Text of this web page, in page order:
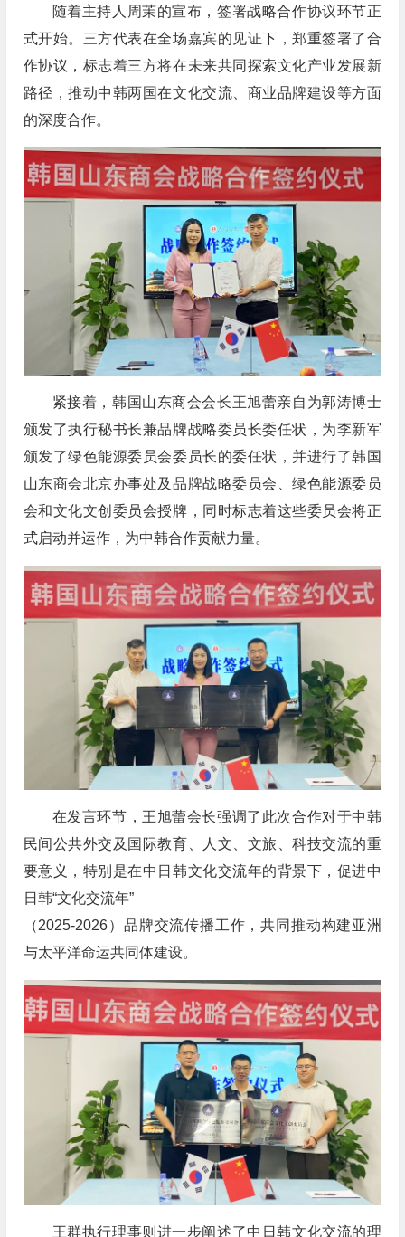
随着主持人周茉的宣布，签署战略合作协议环节正
式开始。三方代表在全场嘉宾的见证下，郑重签署了合
作协议，标志着三方将在未来共同探索文化产业发展新
路径，推动中韩两国在文化交流、商业品牌建设等方面
的深度合作。
紧接着，韩国山东商会会长王旭蕾亲自为郭涛博士
颁发了执行秘书长兼品牌战略委员长委任状，为李新军
颁发了绿色能源委员会委员长的委任状，并进行了韩国
山东商会北京办事处及品牌战略委员会、绿色能源委员
会和文化文创委员会授牌，同时标志着这些委员会将正
式启动并运作，为中韩合作贡献力量。
在发言环节，王旭蕾会长强调了此次合作对于中韩
民间公共外交及国际教育、人文、文旅、科技交流的重
要意义，特别是在中日韩文化交流年的背景下，促进中
日韩“文化交流年”
（2025-2026）品牌交流传播工作，共同推动构建亚洲
与太平洋命运共同体建设。
王群执行理事则进一步阐述了中日韩文化交流的理